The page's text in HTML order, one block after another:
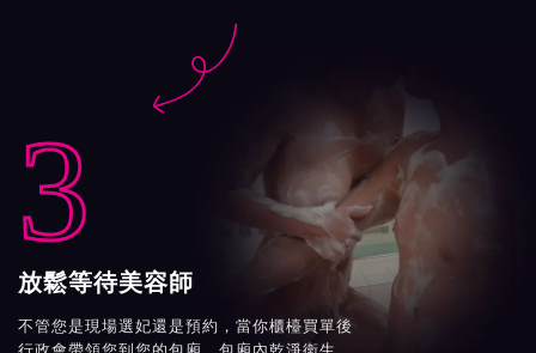

3
放鬆等待美容師
不管您是現場選妃還是預約，當你櫃檯買單後